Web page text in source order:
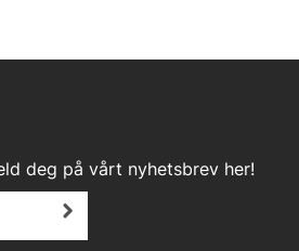
deg på vårt nyhetsbrev her!